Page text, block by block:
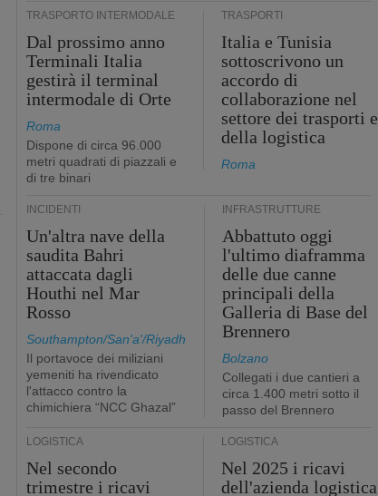
TRASPORTO INTERMODALE
Dal prossimo anno
Terminali Italia
gestirà il terminal
intermodale di Orte
Roma
Dispone di circa 96.000
metri quadrati di piazzali e
di tre binari
TRASPORTI
Italia e Tunisia
sottoscrivono un
accordo di
collaborazione nel
settore dei trasporti e
della logistica
Roma
INCIDENTI
Un'altra nave della
saudita Bahri
attaccata dagli
Houthi nel Mar
Rosso
Southampton/San'a'/Riyadh
Il portavoce dei miliziani
yemeniti ha rivendicato
l'attacco contro la
chimichiera “NCC Ghazal”
INFRASTRUTTURE
Abbattuto oggi
l'ultimo diaframma
delle due canne
principali della
Galleria di Base del
Brennero
Bolzano
Collegati i due cantieri a
circa 1.400 metri sotto il
passo del Brennero
LOGISTICA
Nel secondo
trimestre i ricavi
LOGISTICA
Nel 2025 i ricavi
dell'azienda logistica